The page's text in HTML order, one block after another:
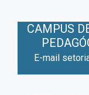
CAMPUS
E-mail